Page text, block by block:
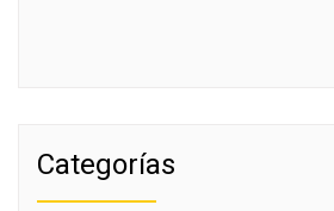
Categorías